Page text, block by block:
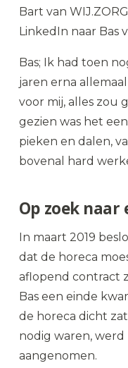
Bart van
LinkedIn naar Bas
Bas; Ik had toen
jaren erna
voor mij, alles zou
gezien was het
pieken en dalen,
bovenal hard
Op zoek
In maart 2019
dat de horeca
aflopend contract
Bas een einde
de horeca dicht
nodig waren, werd
aangenomen.